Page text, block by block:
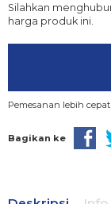
Silahkan
harga produk ini.
Pemesanan lebih cepat!
Bagikan ke